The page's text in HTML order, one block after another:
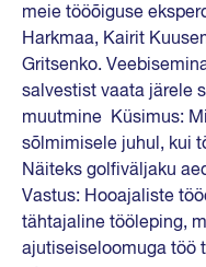
meie tööõiguse
Harkmaa, Kairit
Gritsenko.
salvestist vaata järele
muutmine Küsimus:
sõlmimisele juhul, kui
Näiteks golfiväljaku
Vastus: Hooajaliste
tähtajaline tööleping,
ajutiseiseloomuga töö